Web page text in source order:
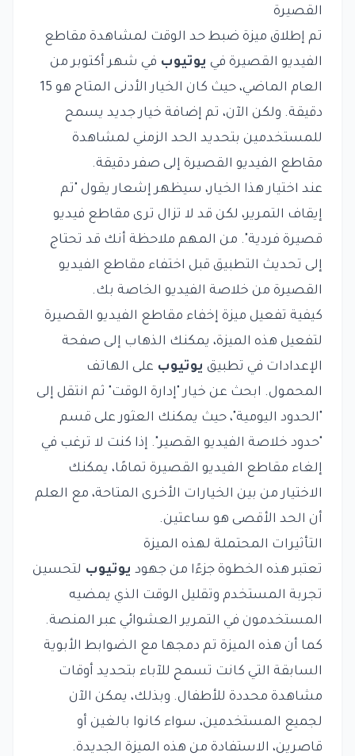
القصيرة
تم إطلاق ميزة ضبط حد الوقت لمشاهدة مقاطع
الفيديو القصيرة في يوتيوب في شهر أكتوبر من
العام الماضي، حيث كان الخيار الأدنى المتاح هو 15
دقيقة. ولكن الآن، تم إضافة خيار جديد يسمح
للمستخدمين بتحديد الحد الزمني لمشاهدة
مقاطع الفيديو القصيرة إلى صفر دقيقة.
عند اختيار هذا الخيار، سيظهر إشعار يقول "تم
إيقاف التمرير، لكن قد لا تزال ترى مقاطع فيديو
قصيرة فردية". من المهم ملاحظة أنك قد تحتاج
إلى تحديث التطبيق قبل اختفاء مقاطع الفيديو
القصيرة من خلاصة الفيديو الخاصة بك.
كيفية تفعيل ميزة إخفاء مقاطع الفيديو القصيرة
لتفعيل هذه الميزة، يمكنك الذهاب إلى صفحة
الإعدادات في تطبيق يوتيوب على الهاتف
المحمول. ابحث عن خيار "إدارة الوقت" ثم انتقل إلى
"الحدود اليومية"، حيث يمكنك العثور على قسم
"حدود خلاصة الفيديو القصير". إذا كنت لا ترغب في
إلغاء مقاطع الفيديو القصيرة تمامًا، يمكنك
الاختيار من بين الخيارات الأخرى المتاحة، مع العلم
أن الحد الأقصى هو ساعتين.
التأثيرات المحتملة لهذه الميزة
تعتبر هذه الخطوة جزءًا من جهود يوتيوب لتحسين
تجربة المستخدم وتقليل الوقت الذي يمضيه
المستخدمون في التمرير العشوائي عبر المنصة.
كما أن هذه الميزة تم دمجها مع الضوابط الأبوية
السابقة التي كانت تسمح للآباء بتحديد أوقات
مشاهدة محددة للأطفال. وبذلك، يمكن الآن
لجميع المستخدمين، سواء كانوا بالغين أو
قاصرين، الاستفادة من هذه الميزة الجديدة.